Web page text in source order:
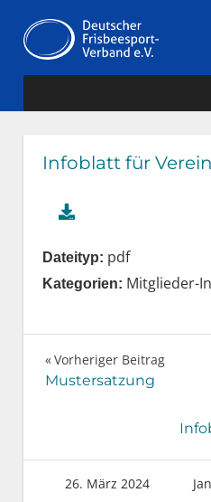
Inhalt
springen
Infoblatt für
Dateityp: pdf
Kategorien: Mitglieder-
Vorheriger Beitrag
Mustersatzung
26. März 2024